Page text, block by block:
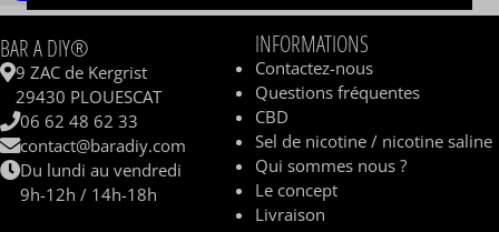
BAR A DIY®
9 ZAC de Kergrist
29430 PLOUESCAT
06 62 48 62 33
contact@baradiy.com
Du lundi au vendredi
9h-12h / 14h-18h
INFORMATIONS
Contactez-nous
Questions fréquentes
CBD
Sel de nicotine / nicotine saline
Qui sommes nous ?
Le concept
Livraison